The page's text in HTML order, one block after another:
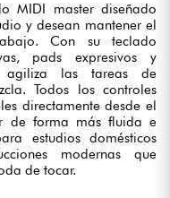
MIDI master diseñado
y desean mantener el
Con su teclado
pads expresivos y
agiliza las tareas de
Todos los controles
directamente desde el
de forma más fluida e
estudios domésticos
modernas que
de tocar.